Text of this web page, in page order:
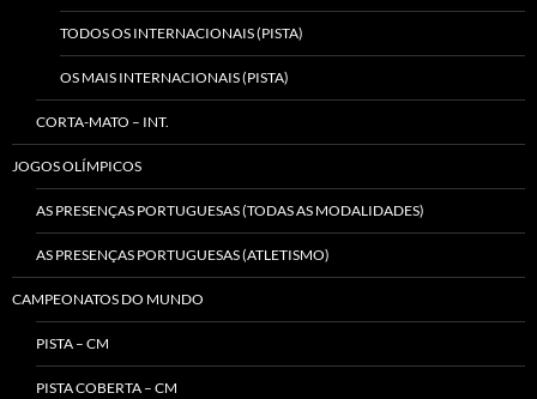
TODOS OS INTERNACIONAIS (PISTA)
OS MAIS INTERNACIONAIS (PISTA)
CORTA-MATO – INT.
JOGOS OLÍMPICOS
AS PRESENÇAS PORTUGUESAS (TODAS AS MODALIDADES)
AS PRESENÇAS PORTUGUESAS (ATLETISMO)
CAMPEONATOS DO MUNDO
PISTA – CM
PISTA COBERTA – CM